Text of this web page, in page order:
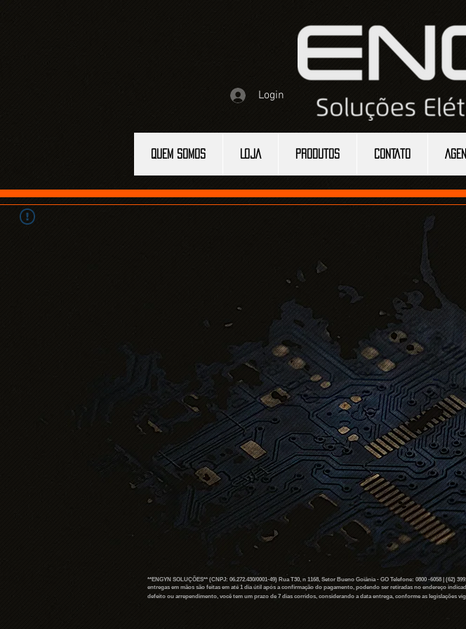
Login
QUEM SOMOS LOJA PRODUTOS CONTATO
**ENGYN SOLUÇÕES** (CNPJ: 06.272.430/0001-49) Rua T30, n 1168, Setor Bueno Goiânia - GO Telefone: 0800 -6058 | (62)
entregas em mãos são feitas em até 1 dia útil após a confirmação do pagamento, podendo ser retiradas no endereço
defeito ou arrependimento, você tem um prazo de 7 dias corridos, considerando a data entrega, conforme as legislações